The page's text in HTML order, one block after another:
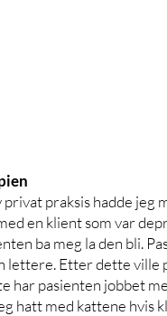
privat praksis hadde
en klient som var
ba meg la den bli.
lettere. Etter dette
har pasienten jobbet
hatt med kattene hvis